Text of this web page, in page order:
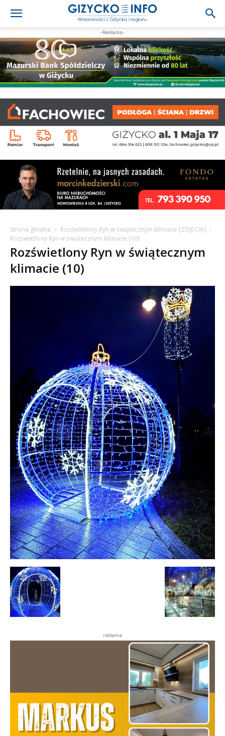
-Reklama-
Strona główna
Rozświetlony Ryn w świątecznym klimacie [ZDJĘCIA]
Rozświetlony Ryn w świątecznym klimacie (10)
Rozświetlony Ryn w świątecznym
klimacie (10)
reklama